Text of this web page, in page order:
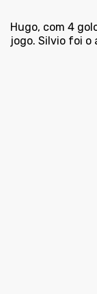
Hugo, com 4
jogo. Silvio foi o